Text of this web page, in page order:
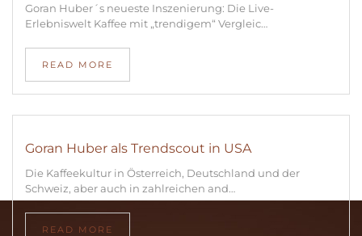
Goran Huber´s neueste Inszenierung: Die Live-
Erlebniswelt Kaffee mit „trendigem“ Vergleic…
READ MORE
Goran Huber als Trendscout in USA
Die Kaffeekultur in Österreich, Deutschland und der
Schweiz, aber auch in zahlreichen and…
READ MORE